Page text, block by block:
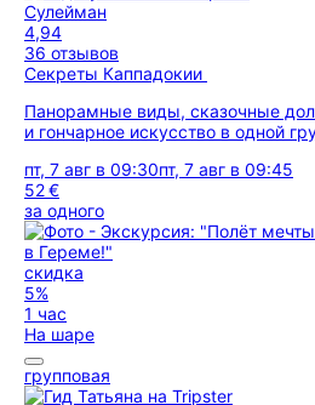
Сулейман
4,94
36 отзывов
Секреты Каппадокии
Панорамные виды, сказочные
и гончарное искусство в одной
пт, 7 авг в 09:30пт, 7 авг в 09:45
52 €
за одного
скидка
5%
1 час
На шаре
групповая